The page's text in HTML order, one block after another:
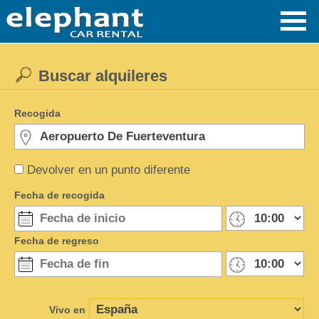
Devolver en un punto diferente
Buscar alquileres
Recogida
Fecha de recogida
Fecha de regreso
Vivo en